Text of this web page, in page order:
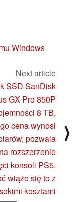
Windows
Next article
SSD SanDisk
GX Pro 850P
8 TB,
cena wynosi
pozwala
na rozszerzenie
konsoli PS5,
wiąże się to z
kosztami
⟩